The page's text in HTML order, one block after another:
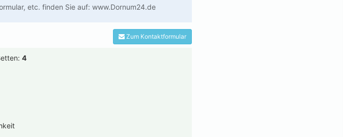
etc. finden Sie auf: www.Dornum24.de
Zum Kontaktformular
4